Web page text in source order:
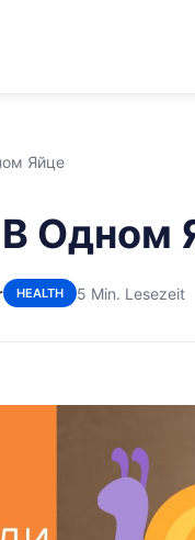
Яйце
Одном
HEALTH 5 Min. Lesezeit